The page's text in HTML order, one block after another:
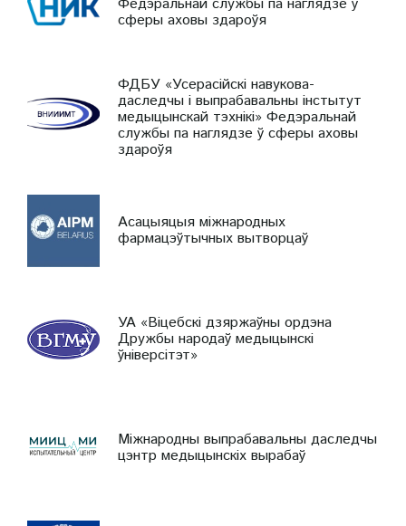
сферы аховы здароўя
ФДБУ «Усерасійскі навукова-
даследчы і выпрабавальны інстытут
медыцынскай тэхнікі» Федэральнай
службы па наглядзе ў сферы аховы
здароўя
Асацыяцыя міжнародных
фармацэўтычных вытворцаў
УА «Віцебскі дзяржаўны ордэна
Дружбы народаў медыцынскі
ўніверсітэт»
Міжнародны выпрабавальны даследчы
цэнтр медыцынскіх вырабаў